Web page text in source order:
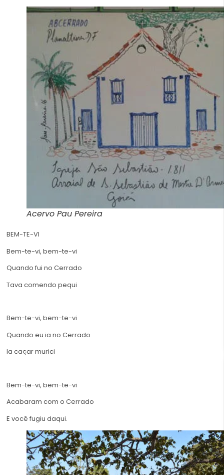
Acervo Pau Pereira
BEM-TE-VI
Bem-te-vi, bem-te-vi
Quando fui no Cerrado
Tava comendo pequi
Bem-te-vi, bem-te-vi
Quando eu ia no Cerrado
Ia caçar murici
Bem-te-vi, bem-te-vi
Acabaram com o Cerrado
E você fugiu daqui.